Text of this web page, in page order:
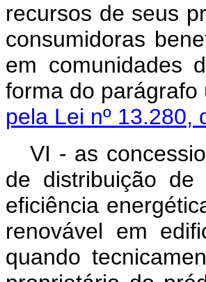
recursos de seus
consumidoras
em comunidades
forma do parágrafo
pela Lei nº 13.280,
VI - as
de distribuição de
eficiência
renovável em
quando